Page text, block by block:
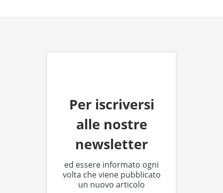
Per iscriversi
alle nostre
newsletter
ed essere informato ogni
volta che viene pubblicato
un nuovo articolo